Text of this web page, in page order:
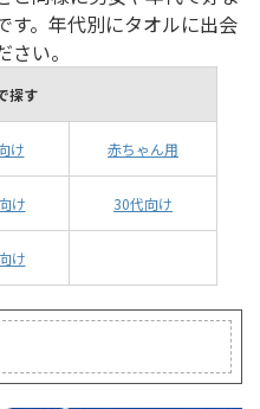
す。年代別にタオルに出会
い。
探す
け 赤ちゃん用
け 30代向け
け